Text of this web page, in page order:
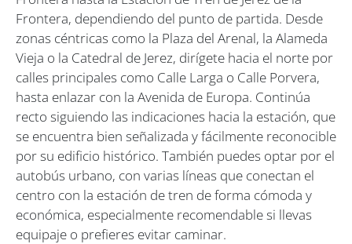
Frontera, dependiendo del punto de partida. Desde
zonas céntricas como la Plaza del Arenal, la Alameda
Vieja o la Catedral de Jerez, dirígete hacia el norte por
calles principales como Calle Larga o Calle Porvera,
hasta enlazar con la Avenida de Europa. Continúa
recto siguiendo las indicaciones hacia la estación, que
se encuentra bien señalizada y fácilmente reconocible
por su edificio histórico. También puedes optar por el
autobús urbano, con varias líneas que conectan el
centro con la estación de tren de forma cómoda y
económica, especialmente recomendable si llevas
equipaje o prefieres evitar caminar.